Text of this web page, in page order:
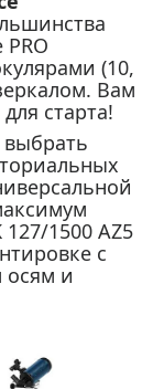
(10,
Вам
старта!
1500 AZ5
с
осям и